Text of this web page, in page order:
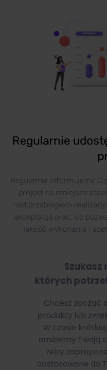
Regularnie
Regularnie informujemy
projekt na mniejsze
nad przebiegiem
akceptacją prac, co
jakość wykonania i
Szukasz
których
Chcesz zacząć
produkty lub
W czasie
omówimy Twoją
żeby
dostosowane do